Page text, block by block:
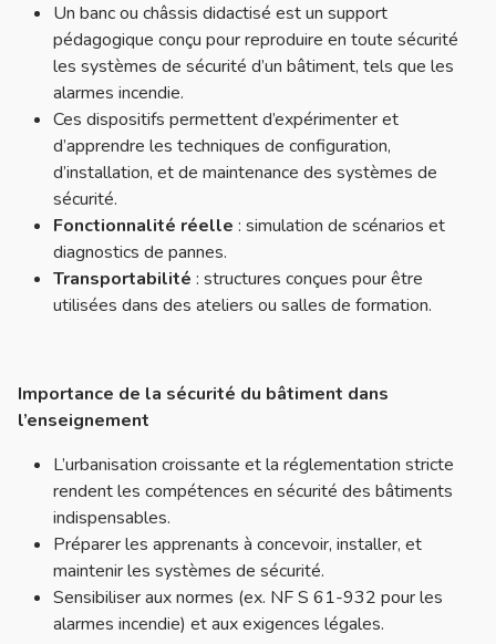
Un banc ou châssis didactisé est un support
pédagogique conçu pour reproduire en toute sécurité
les systèmes de sécurité d’un bâtiment, tels que les
alarmes incendie.
Ces dispositifs permettent d’expérimenter et
d’apprendre les techniques de configuration,
d’installation, et de maintenance des systèmes de
sécurité.
Fonctionnalité réelle : simulation de scénarios et
diagnostics de pannes.
Transportabilité : structures conçues pour être
utilisées dans des ateliers ou salles de formation.
Importance de la sécurité du bâtiment dans
l’enseignement
L’urbanisation croissante et la réglementation stricte
rendent les compétences en sécurité des bâtiments
indispensables.
Préparer les apprenants à concevoir, installer, et
maintenir les systèmes de sécurité.
Sensibiliser aux normes (ex. NF S 61-932 pour les
alarmes incendie) et aux exigences légales.